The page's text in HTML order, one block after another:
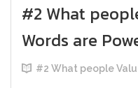
#2 What
Words are
#2 What people